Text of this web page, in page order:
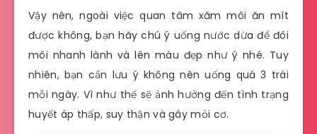
Vậy nên, ngoài việc quan tâm xăm môi ăn mít
được không, bạn hãy chú ý uống nước dừa để đôi
môi nhanh lành và lên màu đẹp như ý nhé. Tuy
nhiên, bạn cần lưu ý không nên uống quá 3 trái
mỗi ngày. Vì như thế sẽ ảnh hưởng đến tình trạng
huyết áp thấp, suy thận và gây mỏi cơ.